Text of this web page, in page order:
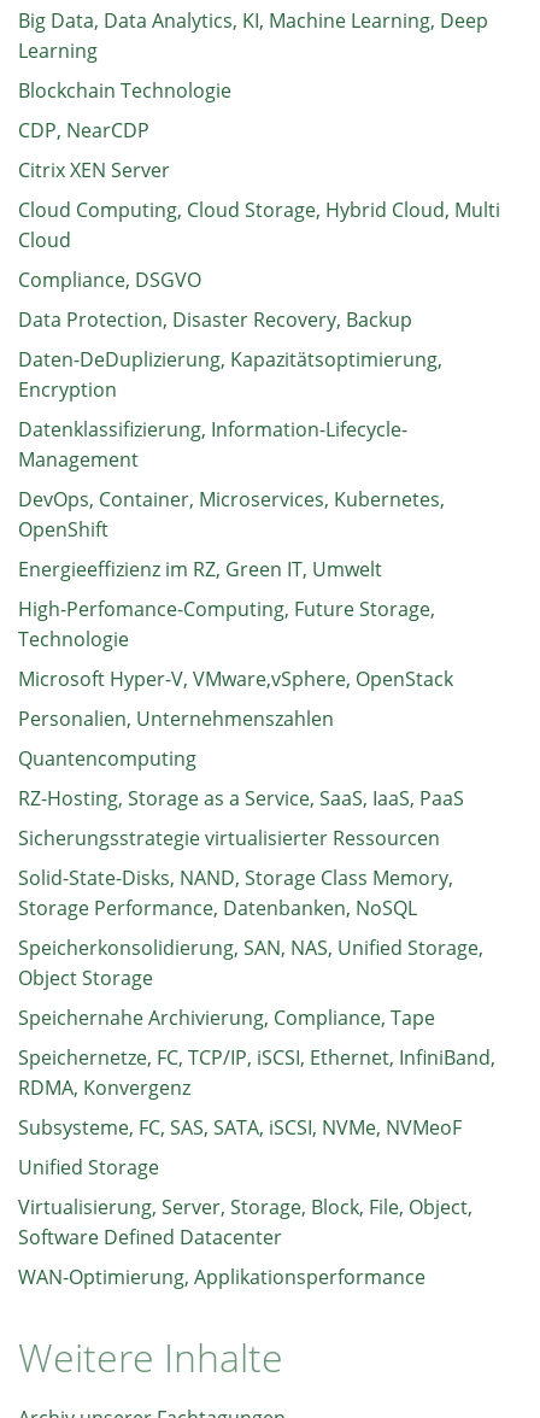
Big Data, Data Analytics, KI, Machine Learning, Deep
Learning
Blockchain Technologie
CDP, NearCDP
Citrix XEN Server
Cloud Computing, Cloud Storage, Hybrid Cloud, Multi
Cloud
Compliance, DSGVO
Data Protection, Disaster Recovery, Backup
Daten-DeDuplizierung, Kapazitätsoptimierung,
Encryption
Datenklassifizierung, Information-Lifecycle-
Management
DevOps, Container, Microservices, Kubernetes,
OpenShift
Energieeffizienz im RZ, Green IT, Umwelt
High-Perfomance-Computing, Future Storage,
Technologie
Microsoft Hyper-V, VMware,vSphere, OpenStack
Personalien, Unternehmenszahlen
Quantencomputing
RZ-Hosting, Storage as a Service, SaaS, IaaS, PaaS
Sicherungsstrategie virtualisierter Ressourcen
Solid-State-Disks, NAND, Storage Class Memory,
Storage Performance, Datenbanken, NoSQL
Speicherkonsolidierung, SAN, NAS, Unified Storage,
Object Storage
Speichernahe Archivierung, Compliance, Tape
Speichernetze, FC, TCP/IP, iSCSI, Ethernet, InfiniBand,
RDMA, Konvergenz
Subsysteme, FC, SAS, SATA, iSCSI, NVMe, NVMeoF
Unified Storage
Virtualisierung, Server, Storage, Block, File, Object,
Software Defined Datacenter
WAN-Optimierung, Applikationsperformance
Weitere Inhalte